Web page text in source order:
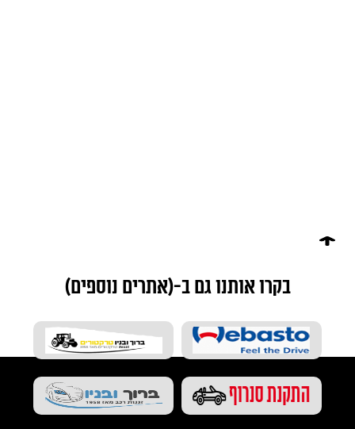
בקרו אותנו גם ב-(אתרים נוספים)